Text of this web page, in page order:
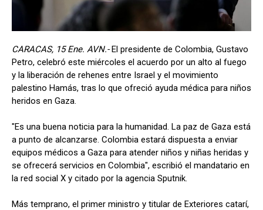
CARACAS, 15 Ene. AVN.-El presidente de Colombia, Gustavo
Petro, celebró este miércoles el acuerdo por un alto al fuego
y la liberación de rehenes entre Israel y el movimiento
palestino Hamás, tras lo que ofreció ayuda médica para niños
heridos en Gaza.
"Es una buena noticia para la humanidad. La paz de Gaza está
a punto de alcanzarse. Colombia estará dispuesta a enviar
equipos médicos a Gaza para atender niños y niñas heridas y
se ofrecerá servicios en Colombia", escribió el mandatario en
la red social X y citado por la agencia Sputnik.
Más temprano, el primer ministro y titular de Exteriores catarí,